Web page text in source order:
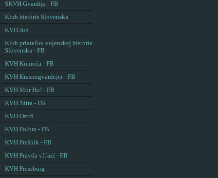
SKVH Gvardija - FB
Klub histórie Slovenska
KVH Juh
Klub priateľov vojenskej histórie
Slovenska - FB
KVH Komoča - FB
KVH Krasnogvardejci - FB
KVH Mor Ho! - FB
KVH Nitra - FB
KVH Ostrô
KVH Polom - FB
KVH Prašník - FB
KVH Pravda víťazí - FB
KVH Pressburg